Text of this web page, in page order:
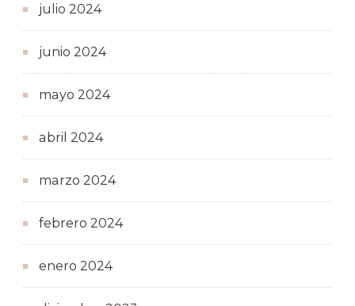
julio 2024
junio 2024
mayo 2024
abril 2024
marzo 2024
febrero 2024
enero 2024